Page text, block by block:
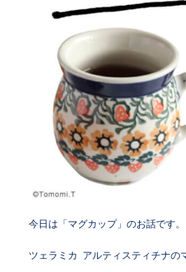
今日は「マグカップ」のお話です。
ツェラミカ アルティスティチナの